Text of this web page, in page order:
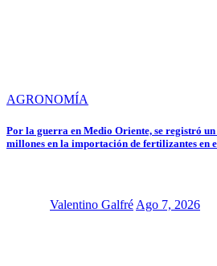
AGRONOMÍA
Por la guerra en Medio Oriente, se registró un
millones en la importación de fertilizantes en
Valentino Galfré Ago 7, 2026